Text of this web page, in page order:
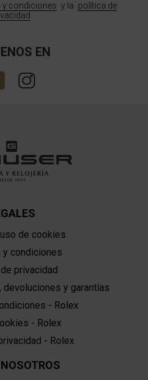
y condiciones y la política de
EN
de cookies
y condiciones
privacidad
y garantías
- Rolex
- Rolex
- Rolex